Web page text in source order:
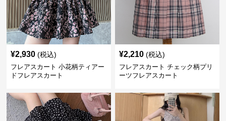
¥2,930 (税込)
フレアスカート 小花柄ティアー
ドフレアスカート
¥2,210 (税込)
フレアスカート チェック柄プリ
ーツフレアスカート